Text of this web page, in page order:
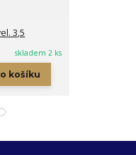
3,5
skladem 2 ks
košíku